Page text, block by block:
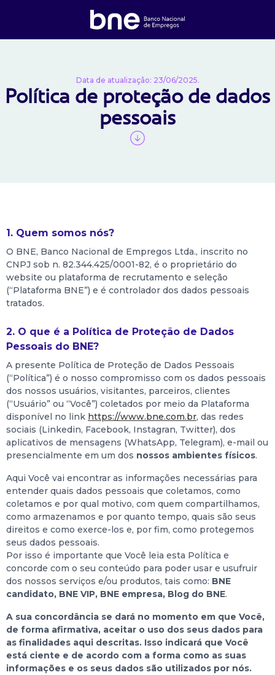
Data de atualização: 23/06/2025.
Política de proteção de dados
pessoais
1. Quem somos nós?
O BNE, Banco Nacional de Empregos Ltda., inscrito no
CNPJ sob n. 82.344.425/0001-82, é o proprietário do
website ou plataforma de recrutamento e seleção
(“Plataforma BNE”) e é controlador dos dados pessoais
tratados.
2. O que é a Política de Proteção de Dados
Pessoais do BNE?
A presente Política de Proteção de Dados Pessoais
(“Política”) é o nosso compromisso com os dados pessoais
dos nossos usuários, visitantes, parceiros, clientes
(“Usuário” ou “Você”) coletados por meio da Plataforma
disponível no link https://www.bne.com.br, das redes
sociais (Linkedin, Facebook, Instagran, Twitter), dos
aplicativos de mensagens (WhatsApp, Telegram), e-mail ou
presencialmente em um dos nossos ambientes físicos.
Aqui Você vai encontrar as informações necessárias para
entender quais dados pessoais que coletamos, como
coletamos e por qual motivo, com quem compartilhamos,
como armazenamos e por quanto tempo, quais são seus
direitos e como exerce-los e, por fim, como protegemos
seus dados pessoais.
Por isso é importante que Você leia esta Política e
concorde com o seu conteúdo para poder usar e usufruir
dos nossos serviços e/ou produtos, tais como: BNE
candidato, BNE VIP, BNE empresa, Blog do BNE.
A sua concordância se dará no momento em que Você,
de forma afirmativa, aceitar o uso dos seus dados para
as finalidades aqui descritas. Isso indicará que Você
está ciente e de acordo com a forma como as suas
informações e os seus dados são utilizados por nós.